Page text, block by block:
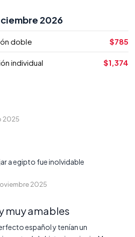
2026
doble $785
individual $1,374
2025
a egipto fue inolvidable
2025
muy amables
español y tenían un